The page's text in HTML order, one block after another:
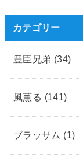
カテゴリー
豊臣兄弟 (34)
風薫る (141)
ブラッサム (1)